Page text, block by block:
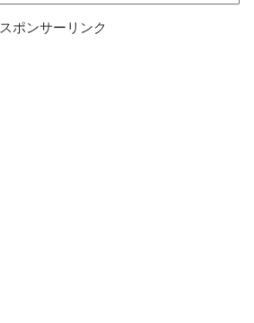
スポンサーリンク